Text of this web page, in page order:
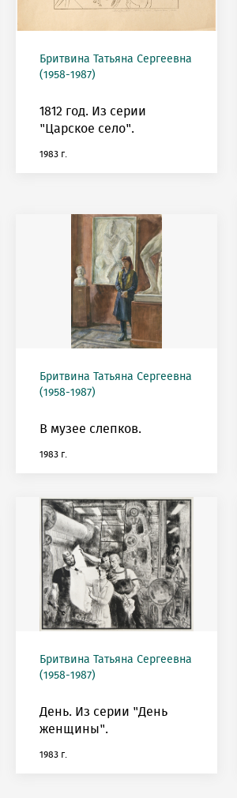
Бритвина Татьяна Сергеевна
(1958-1987)
1812 год. Из серии
"Царское село".
1983 г.
Бритвина Татьяна Сергеевна
(1958-1987)
В музее слепков.
1983 г.
Бритвина Татьяна Сергеевна
(1958-1987)
День. Из серии "День
женщины".
1983 г.